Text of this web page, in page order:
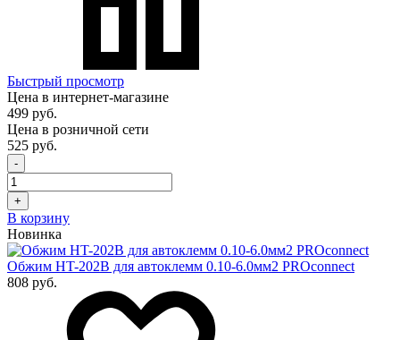
Быстрый просмотр
Цена в интернет-магазине
499 руб.
Цена в розничной сети
525 руб.
-
+
В корзину
Новинка
Обжим HT-202B для автоклемм 0.10-6.0мм2 PROconnect
808 руб.